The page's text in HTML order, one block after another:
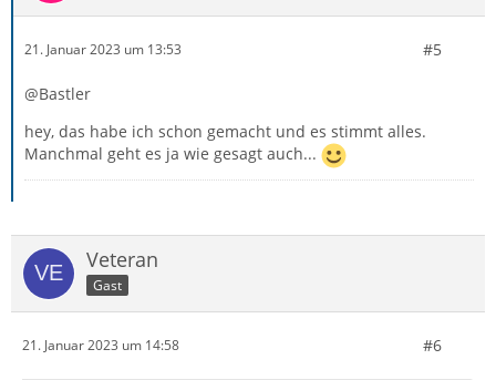
21. Januar 2023 um 13:53 #5
@Bastler
hey, das habe ich schon gemacht und es stimmt alles.
Manchmal geht es ja wie gesagt auch...
Veteran
Gast
21. Januar 2023 um 14:58 #6